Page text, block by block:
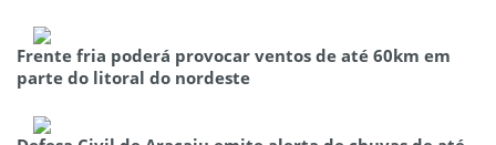
Frente fria poderá provocar ventos de até 60km em
parte do litoral do nordeste